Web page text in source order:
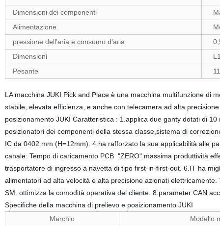
Dimensioni dei componenti
Alimentazione
pressione dell'aria e consumo d'aria
Dimensioni
Pesante
LA macchina JUKI Pick and Place è una macchina multifunzione di
stabile, elevata efficienza, e anche con telecamera ad alta
posizionamento JUKI Caratteristica : 1.applica due ganty dotati di
posizionatori dei componenti della stessa classe,sistema di
IC da 0402 mm (H=12mm). 4.ha rafforzato la sua applicabilità alle
canale: Tempo di caricamento PCB "ZERO" massima produttività
trasportatore di ingresso a navetta di tipo first-in-first-out. 6.IT ha
alimentatori ad alta velocità e alta precisione azionati
SM. ottimizza la comodità operativa del cliente. 8.parameter:CAN
Specifiche della macchina di prelievo e posizionamento JUKI
Marchio
Modello